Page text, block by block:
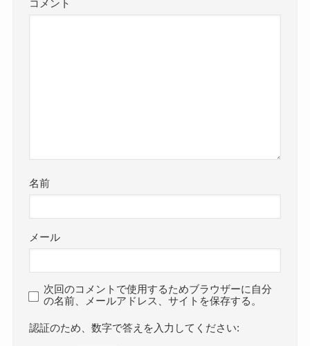
コメント
名前
メール
次回のコメントで使用するためブラウザーに自分
の名前、メールアドレス、サイトを保存する。
数字で答えを入力してください: